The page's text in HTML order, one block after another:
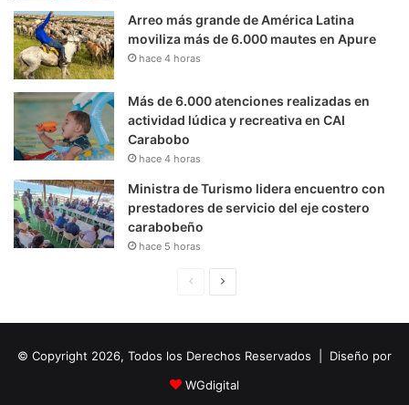
Arreo más grande de América Latina
moviliza más de 6.000 mautes en Apure
hace 4 horas
Más de 6.000 atenciones realizadas en
actividad lúdica y recreativa en CAI
Carabobo
hace 4 horas
Ministra de Turismo lidera encuentro con
prestadores de servicio del eje costero
carabobeño
hace 5 horas
i
n
u
i
© Copyright 2026, Todos los Derechos Reservados | Diseño por
WGdigital